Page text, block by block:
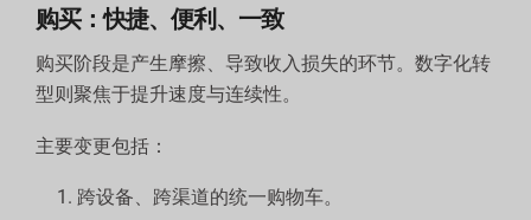
购买：快捷、便利、一致
购买阶段是产生摩擦、导致收入损失的环节。数字化转
型则聚焦于提升速度与连续性。
主要变更包括：
跨设备、跨渠道的统一购物车。